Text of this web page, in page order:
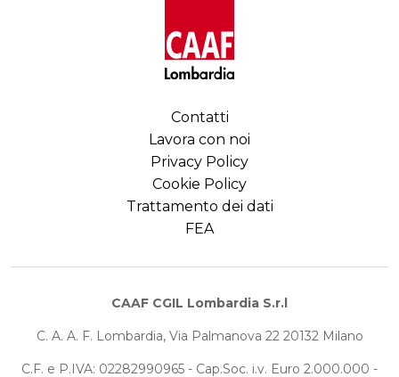
Contatti
Lavora con noi
Privacy Policy
Cookie Policy
Trattamento dei dati
FEA
CAAF CGIL Lombardia S.r.l
C. A. A. F. Lombardia, Via Palmanova 22 20132 Milano
C.F. e P.IVA: 02282990965 - Cap.Soc. i.v. Euro 2.000.000 -